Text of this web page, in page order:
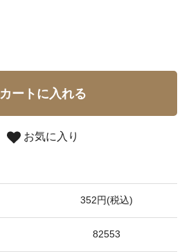
カートに入れる
お気に入り
352円(税込)
82553